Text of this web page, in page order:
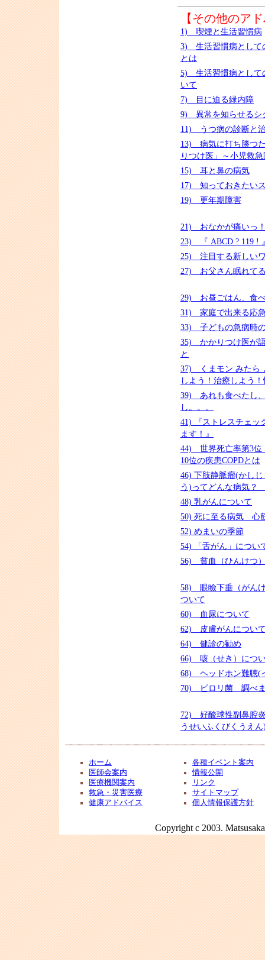
【その他のア
1) 喫煙と生活習慣病
3) 生活習慣病として
とは
5) 生活習慣病として
いて
7) 目に迫る緑内障
9) 異常を知らせるシ
11) うつ病の診断と
13) 病気に打ち勝つ
りつけ医」～小児救
15) 耳と鼻の病気
17) 知っておきたい
19) 更年期障害
21) おなかが痛いっ
23) 『 ABCD ? 119 !
25) 注目する新しい
27) お父さん眠れて
29) お昼ごはん、食
31) 家庭で出来る応
33) 子どもの急病時
35) かかりつけ医が
と
37) くまモン みたら
しよう！治療しよう
39) あれも食べたし
し。。。
41) 『ストレスチェッ
ます！』
44) 世界死亡率第3位
10位の疾患COPDとは
46) 下肢静脈瘤(かしじょうみゃくりゅ
う)ってどんな病気
48) 乳がんについて
50) 死に至る病気 心
52) めまいの季節
54) 「舌がん」につい
56) 貧血（ひんけつ
58) 眼瞼下垂（がん
ついて
60) 血尿について
62) 皮膚がんについ
64) 健診の勧め
66) 咳（せき）につ
68) ヘッドホン難聴(
70) ピロリ菌 調べ
72) 好酸球性副鼻腔
うせいふくびくうえ
ホーム
各種イベント案内
医師会案内
情報公開
医療機関案内
リンク
救急・災害医療
サイトマップ
健康アドバイス
個人情報保護方針
Copyright c 2003.